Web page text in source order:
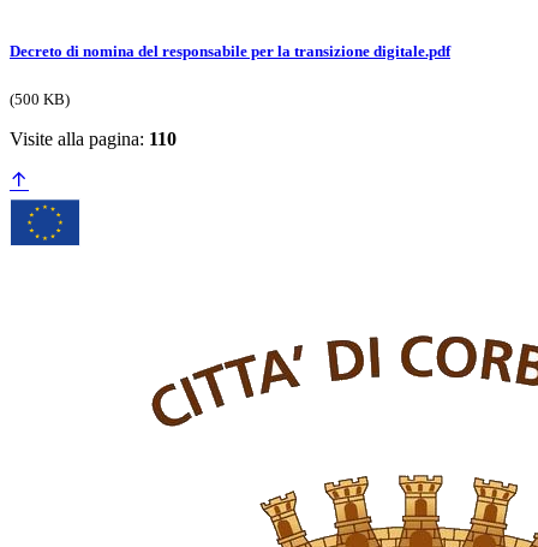
Decreto di nomina del responsabile per la transizione digitale.pdf
(500 KB)
Visite alla pagina: 110